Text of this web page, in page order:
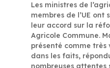
Les ministres de
membres de l’UE
leur accord sur la
Agricole Commune.
présenté comme très
dans les faits,
nombreuses attentes